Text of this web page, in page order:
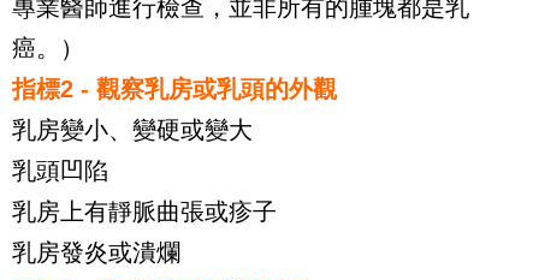
專業醫師進行檢查，並非所有的腫塊都是乳
癌。）
指標2 - 觀察乳房或乳頭的外觀
乳房變小、變硬或變大
乳頭凹陷
乳房上有靜脈曲張或疹子
乳房發炎或潰爛